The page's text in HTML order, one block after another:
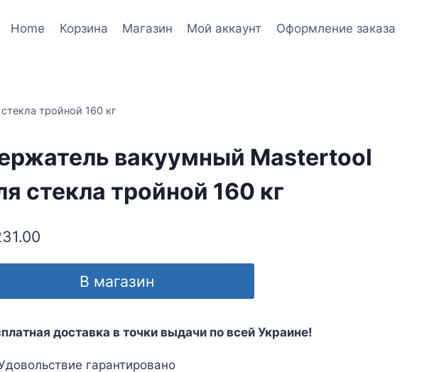
Home Корзина Магазин Мой аккаунт Оформление заказа
тройной 160 кг
вакуумный Mastertool
стекла тройной 160 кг
В магазин
доставка в точки выдачи по всей Украине!
гарантировано